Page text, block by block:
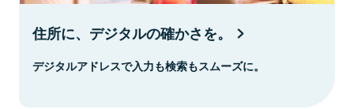
住所に、デジタルの確かさを。
デジタルアドレスで入力も検索もスムーズに。